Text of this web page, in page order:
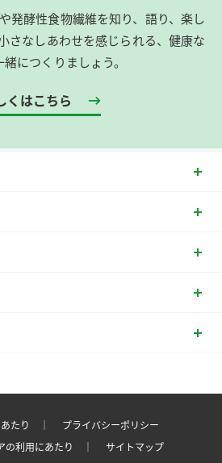
発酵性食物繊維を知り、語り、楽し
さなしあわせを感じられる、健康な
につくりましょう。
くはこちら
あたり ｜
プライバシーポリシー
の利用にあたり ｜
サイトマップ